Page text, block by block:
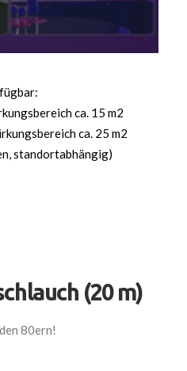
ca. 15 m2
ca. 25 m2
standortabhängig)
(20 m)
80ern!